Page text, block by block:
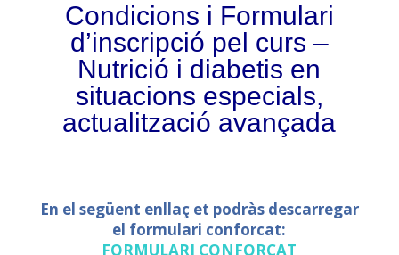
Condicions i Formulari
d’inscripció pel curs –
Nutrició i diabetis en
situacions especials,
actualització avançada
En el següent enllaç et podràs descarregar
el formulari conforcat:
FORMULARI CONFORCAT